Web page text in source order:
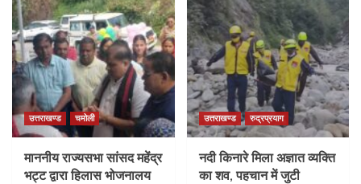
उत्तराखण्ड चमोली
माननीय राज्यसभा सांसद महेंद्र
भट्ट द्वारा हिलास भोजनालय
उत्तराखण्ड रुद्रप्रयाग
नदी किनारे मिला अज्ञात व्यक्ति
का शव, पहचान में जुटी